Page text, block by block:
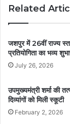
Related
जशपुर में 26वीं राज्य
प्रतियोगिता का भव्य
July 26, 2026
उपमुख्यमंत्री शर्मा की
दिव्यांगों को मिली स्कूटी
February 2, 2026